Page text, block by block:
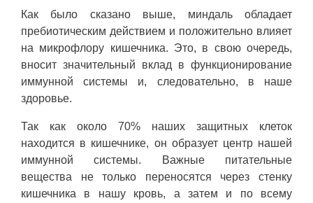
Как было сказано выше, миндаль обладает
пребиотическим действием и положительно влияет
на микрофлору кишечника. Это, в свою очередь,
вносит значительный вклад в функционирование
иммунной системы и, следовательно, в наше
здоровье.
Так как около 70% наших защитных клеток
находится в кишечнике, он образует центр нашей
иммунной системы. Важные питательные
вещества не только переносятся через стенку
кишечника в нашу кровь, а затем и по всему